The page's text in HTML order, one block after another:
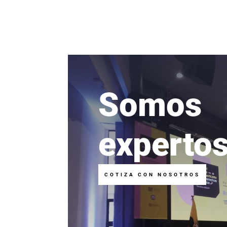
Somos
COTIZA CON NOSOTROS